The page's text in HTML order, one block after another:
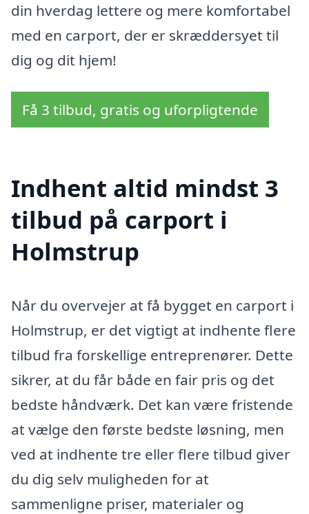
din hverdag lettere og mere komfortabel
med en carport, der er skræddersyet til
dig og dit hjem!
Få 3 tilbud, gratis og uforpligtende
Indhent altid mindst 3
tilbud på carport i
Holmstrup
Når du overvejer at få bygget en carport i
Holmstrup, er det vigtigt at indhente flere
tilbud fra forskellige entreprenører. Dette
sikrer, at du får både en fair pris og det
bedste håndværk. Det kan være fristende
at vælge den første bedste løsning, men
ved at indhente tre eller flere tilbud giver
du dig selv muligheden for at
sammenligne priser, materialer og